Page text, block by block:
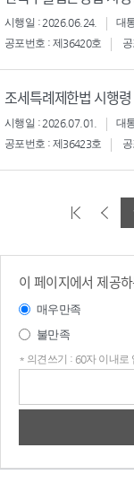
시행일 : 2026.06.24.
대
공포번호 : 제36420호
조세특례제한법 시행령
시행일 : 2026.07.01.
대
공포번호 : 제36423호
이 페이지에서 제공
매우만족
불만족
* 의견쓰기 : 60자 이내로